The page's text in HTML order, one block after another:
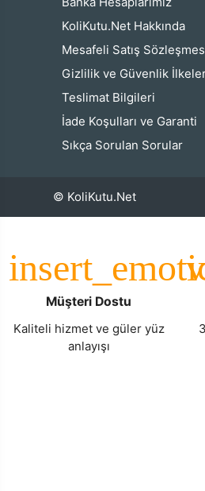
KoliKutu.Net Hakkında
Mesafeli Satış
Gizlilik ve Güvenlik
Teslimat Bilgileri
İade Koşulları ve Garanti
Sıkça Sorulan Sorular
© KoliKutu.Net
Müşteri Dostu
Kaliteli hizmet ve güler yüz
anlayışı